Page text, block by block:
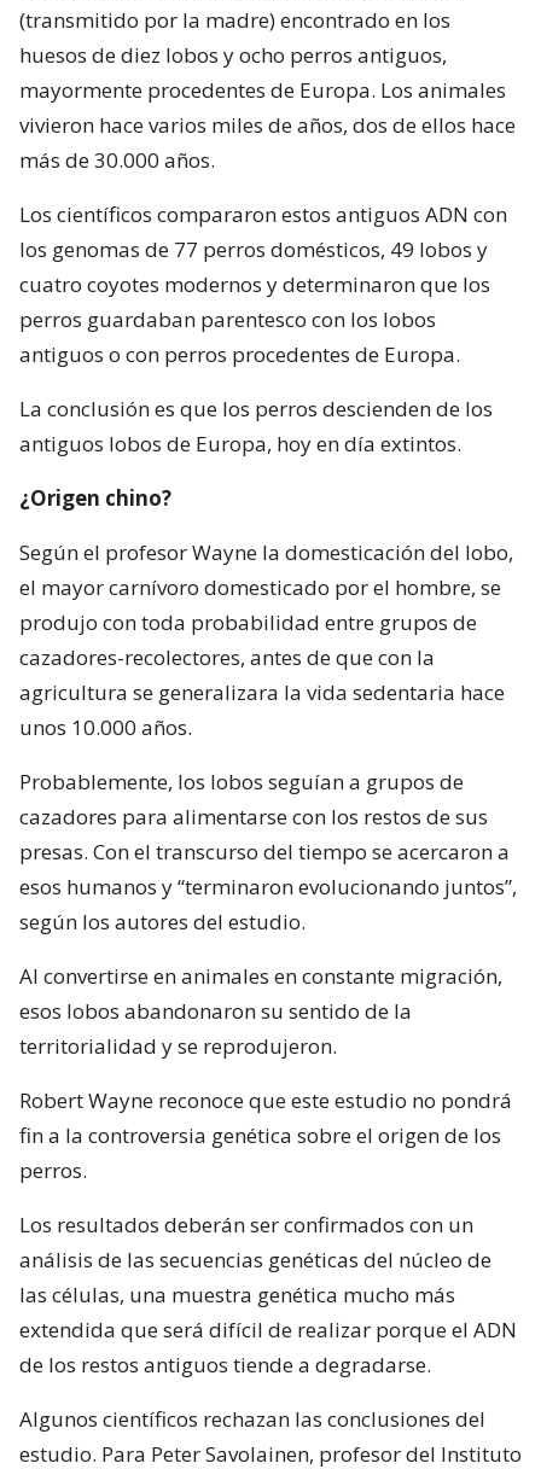
(transmitido por la madre) encontrado en los
huesos de diez lobos y ocho perros antiguos,
mayormente procedentes de Europa. Los animales
vivieron hace varios miles de años, dos de ellos hace
más de 30.000 años.
Los científicos compararon estos antiguos ADN con
los genomas de 77 perros domésticos, 49 lobos y
cuatro coyotes modernos y determinaron que los
perros guardaban parentesco con los lobos
antiguos o con perros procedentes de Europa.
La conclusión es que los perros descienden de los
antiguos lobos de Europa, hoy en día extintos.
¿Origen chino?
Según el profesor Wayne la domesticación del lobo,
el mayor carnívoro domesticado por el hombre, se
produjo con toda probabilidad entre grupos de
cazadores-recolectores, antes de que con la
agricultura se generalizara la vida sedentaria hace
unos 10.000 años.
Probablemente, los lobos seguían a grupos de
cazadores para alimentarse con los restos de sus
presas. Con el transcurso del tiempo se acercaron a
esos humanos y “terminaron evolucionando juntos”,
según los autores del estudio.
Al convertirse en animales en constante migración,
esos lobos abandonaron su sentido de la
territorialidad y se reprodujeron.
Robert Wayne reconoce que este estudio no pondrá
fin a la controversia genética sobre el origen de los
perros.
Los resultados deberán ser confirmados con un
análisis de las secuencias genéticas del núcleo de
las células, una muestra genética mucho más
extendida que será difícil de realizar porque el ADN
de los restos antiguos tiende a degradarse.
Algunos científicos rechazan las conclusiones del
estudio. Para Peter Savolainen, profesor del Instituto